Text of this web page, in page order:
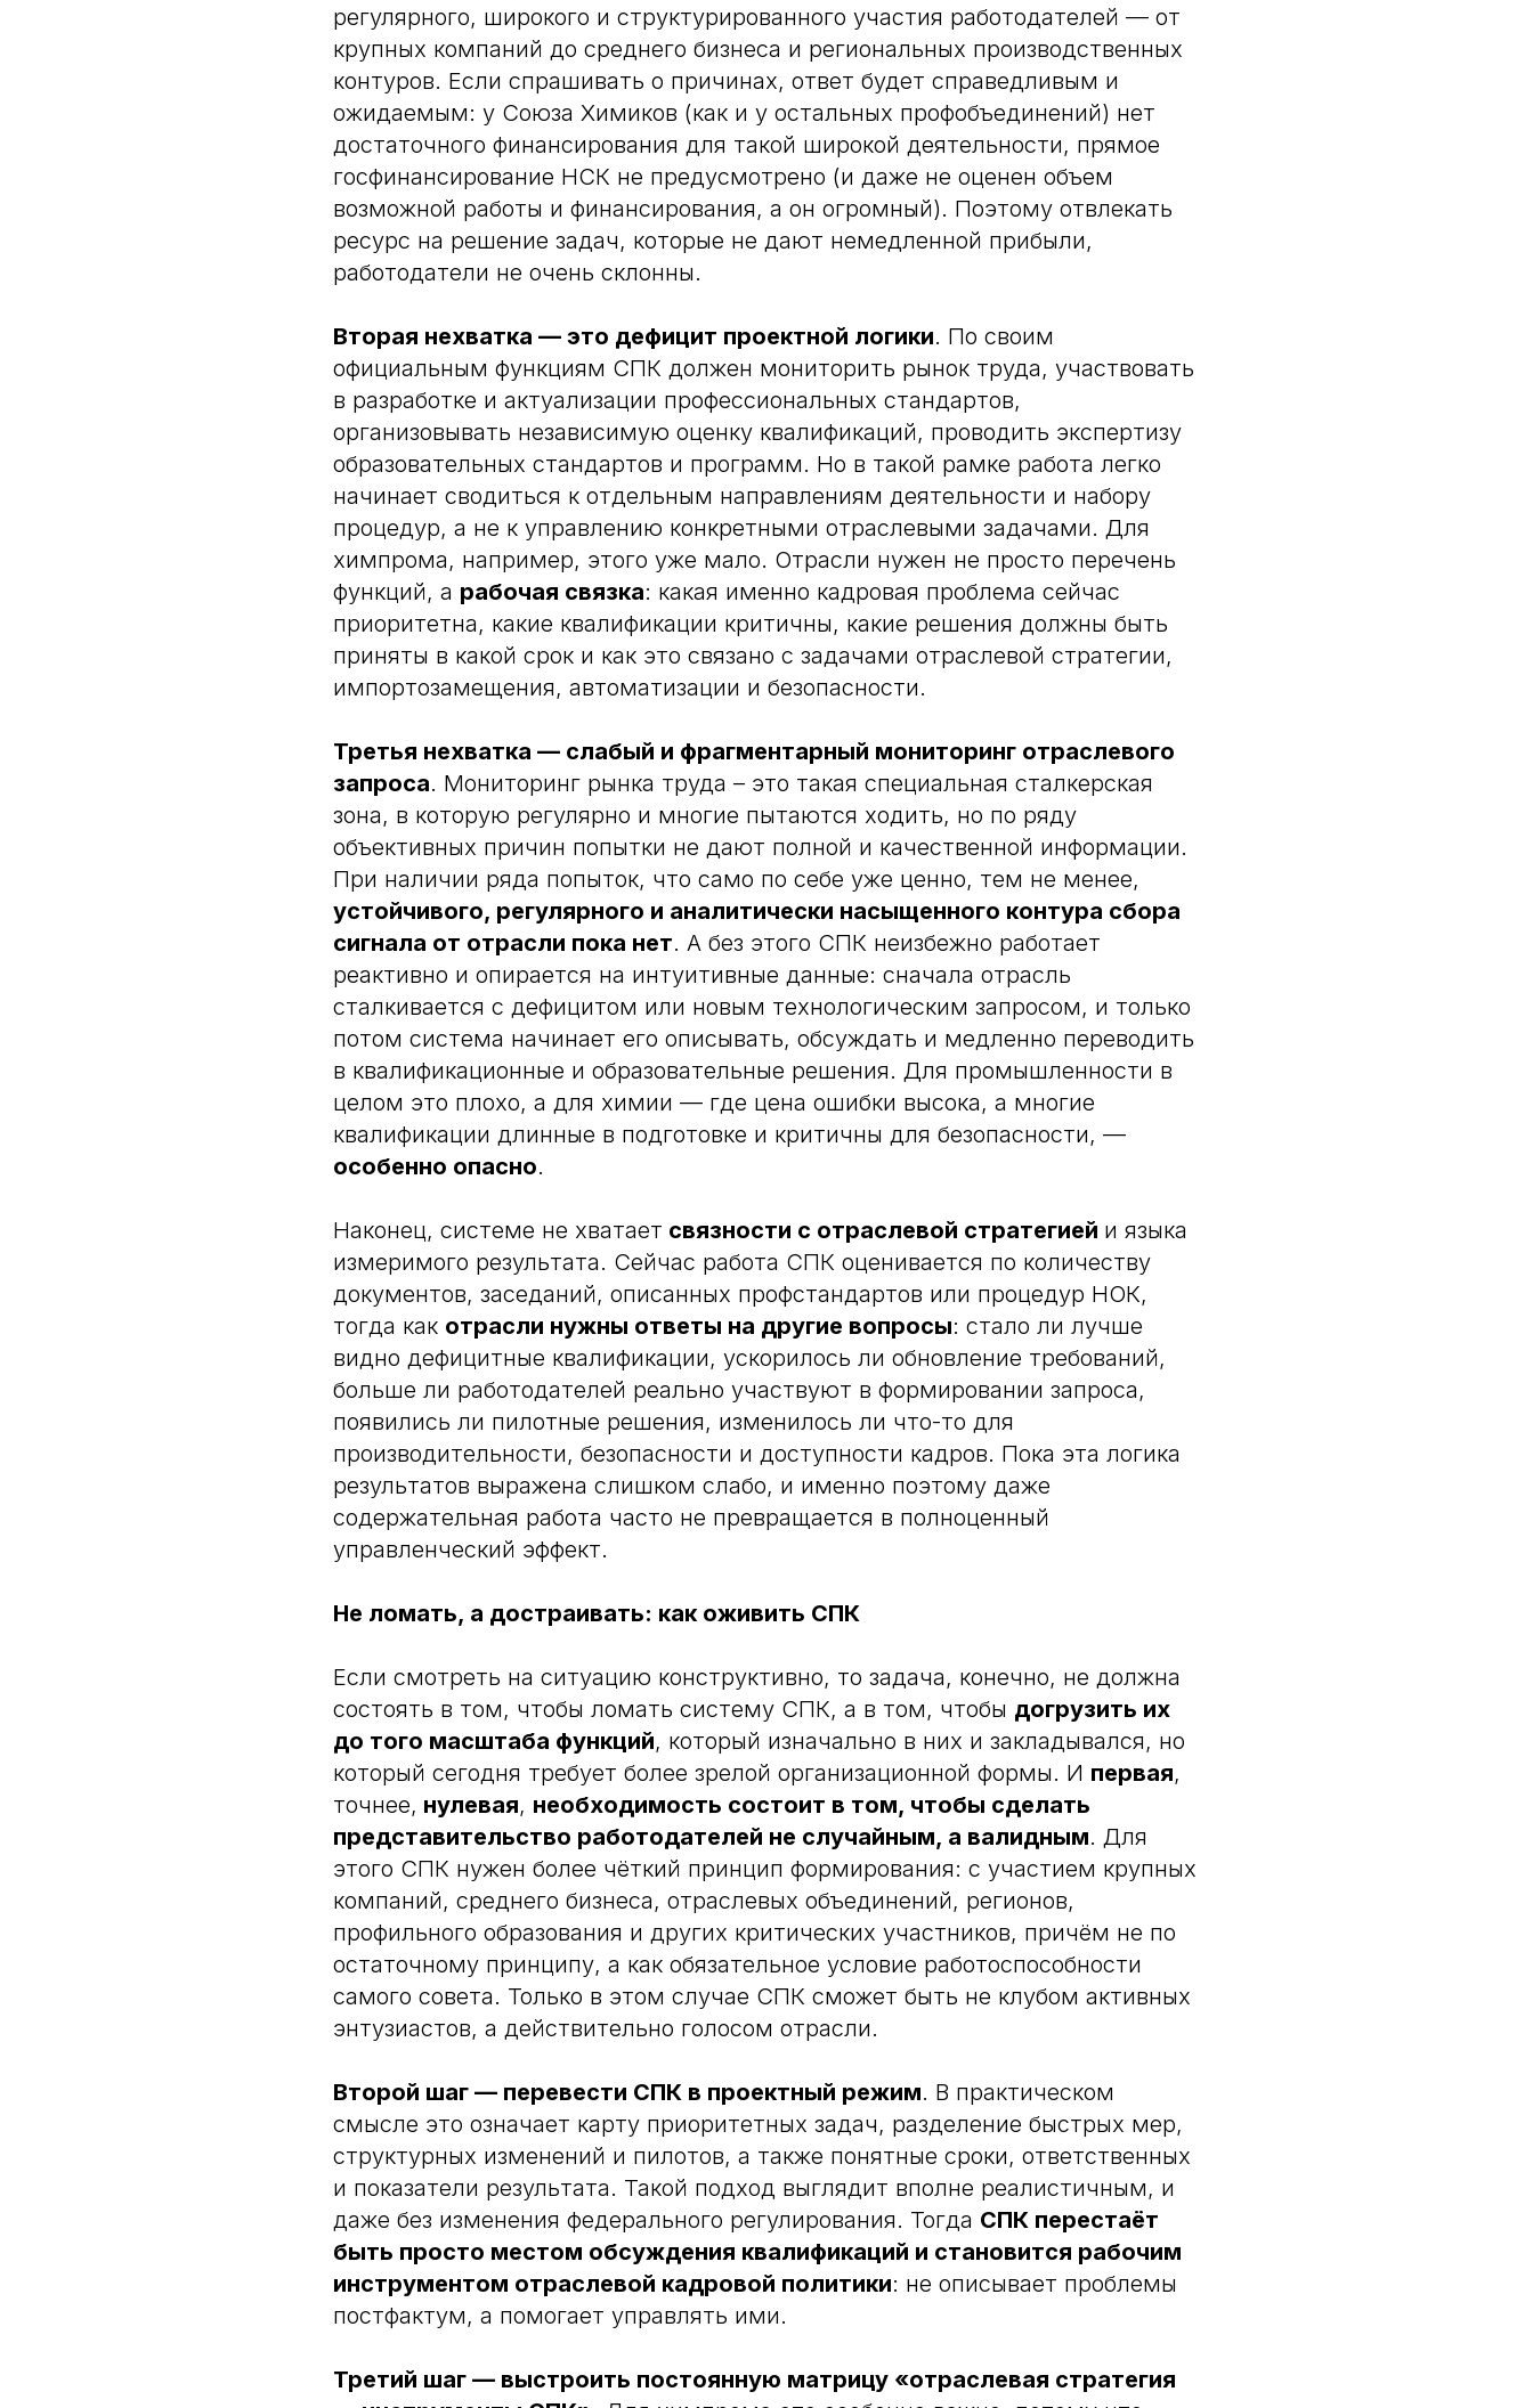
регулярного, широкого и структурированного участия работодателей — от
крупных компаний до среднего бизнеса и региональных производственных
контуров. Если спрашивать о причинах, ответ будет справедливым и
ожидаемым: у Союза Химиков (как и у остальных профобъединений) нет
достаточного финансирования для такой широкой деятельности, прямое
госфинансирование НСК не предусмотрено (и даже не оценен объем
возможной работы и финансирования, а он огромный). Поэтому отвлекать
ресурс на решение задач, которые не дают немедленной прибыли,
работодатели не очень склонны.
Вторая нехватка — это дефицит проектной логики. По своим
официальным функциям СПК должен мониторить рынок труда, участвовать
в разработке и актуализации профессиональных стандартов,
организовывать независимую оценку квалификаций, проводить экспертизу
образовательных стандартов и программ. Но в такой рамке работа легко
начинает сводиться к отдельным направлениям деятельности и набору
процедур, а не к управлению конкретными отраслевыми задачами. Для
химпрома, например, этого уже мало. Отрасли нужен не просто перечень
функций, а рабочая связка: какая именно кадровая проблема сейчас
приоритетна, какие квалификации критичны, какие решения должны быть
приняты в какой срок и как это связано с задачами отраслевой стратегии,
импортозамещения, автоматизации и безопасности.
Третья нехватка — слабый и фрагментарный мониторинг отраслевого
запроса. Мониторинг рынка труда – это такая специальная сталкерская
зона, в которую регулярно и многие пытаются ходить, но по ряду
объективных причин попытки не дают полной и качественной информации.
При наличии ряда попыток, что само по себе уже ценно, тем не менее,
устойчивого, регулярного и аналитически насыщенного контура сбора
сигнала от отрасли пока нет. А без этого СПК неизбежно работает
реактивно и опирается на интуитивные данные: сначала отрасль
сталкивается с дефицитом или новым технологическим запросом, и только
потом система начинает его описывать, обсуждать и медленно переводить
в квалификационные и образовательные решения. Для промышленности в
целом это плохо, а для химии — где цена ошибки высока, а многие
квалификации длинные в подготовке и критичны для безопасности, —
особенно опасно.
Наконец, системе не хватает связности с отраслевой стратегией и языка
измеримого результата. Сейчас работа СПК оценивается по количеству
документов, заседаний, описанных профстандартов или процедур НОК,
тогда как отрасли нужны ответы на другие вопросы: стало ли лучше
видно дефицитные квалификации, ускорилось ли обновление требований,
больше ли работодателей реально участвуют в формировании запроса,
появились ли пилотные решения, изменилось ли что-то для
производительности, безопасности и доступности кадров. Пока эта логика
результатов выражена слишком слабо, и именно поэтому даже
содержательная работа часто не превращается в полноценный
управленческий эффект.
Не ломать, а достраивать: как оживить СПК
Если смотреть на ситуацию конструктивно, то задача, конечно, не должна
состоять в том, чтобы ломать систему СПК, а в том, чтобы догрузить их
до того масштаба функций, который изначально в них и закладывался, но
который сегодня требует более зрелой организационной формы. И первая,
точнее, нулевая, необходимость состоит в том, чтобы сделать
представительство работодателей не случайным, а валидным. Для
этого СПК нужен более чёткий принцип формирования: с участием крупных
компаний, среднего бизнеса, отраслевых объединений, регионов,
профильного образования и других критических участников, причём не по
остаточному принципу, а как обязательное условие работоспособности
самого совета. Только в этом случае СПК сможет быть не клубом активных
энтузиастов, а действительно голосом отрасли.
Второй шаг — перевести СПК в проектный режим. В практическом
смысле это означает карту приоритетных задач, разделение быстрых мер,
структурных изменений и пилотов, а также понятные сроки, ответственных
и показатели результата. Такой подход выглядит вполне реалистичным, и
даже без изменения федерального регулирования. Тогда СПК перестаёт
быть просто местом обсуждения квалификаций и становится рабочим
инструментом отраслевой кадровой политики: не описывает проблемы
постфактум, а помогает управлять ими.
Третий шаг — выстроить постоянную матрицу «отраслевая стратегия